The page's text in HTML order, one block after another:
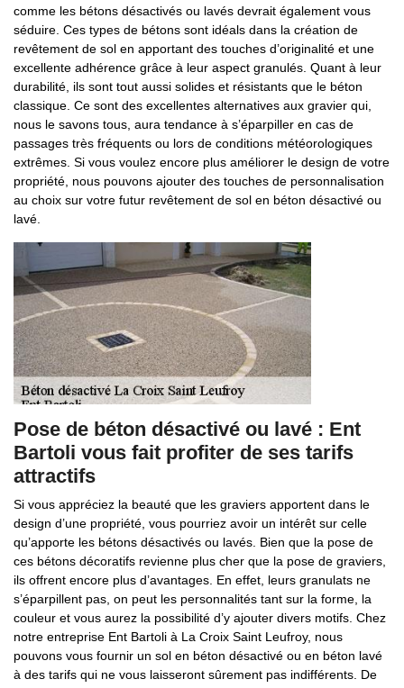
comme les bétons désactivés ou lavés devrait également vous
séduire. Ces types de bétons sont idéals dans la création de
revêtement de sol en apportant des touches d’originalité et une
excellente adhérence grâce à leur aspect granulés. Quant à leur
durabilité, ils sont tout aussi solides et résistants que le béton
classique. Ce sont des excellentes alternatives aux gravier qui,
nous le savons tous, aura tendance à s’éparpiller en cas de
passages très fréquents ou lors de conditions météorologiques
extrêmes. Si vous voulez encore plus améliorer le design de votre
propriété, nous pouvons ajouter des touches de personnalisation
au choix sur votre futur revêtement de sol en béton désactivé ou
lavé.
Pose de béton désactivé ou lavé : Ent
Bartoli vous fait profiter de ses tarifs
attractifs
Si vous appréciez la beauté que les graviers apportent dans le
design d’une propriété, vous pourriez avoir un intérêt sur celle
qu’apporte les bétons désactivés ou lavés. Bien que la pose de
ces bétons décoratifs revienne plus cher que la pose de graviers,
ils offrent encore plus d’avantages. En effet, leurs granulats ne
s’éparpillent pas, on peut les personnalités tant sur la forme, la
couleur et vous aurez la possibilité d’y ajouter divers motifs. Chez
notre entreprise Ent Bartoli à La Croix Saint Leufroy, nous
pouvons vous fournir un sol en béton désactivé ou en béton lavé
à des tarifs qui ne vous laisseront sûrement pas indifférents. De